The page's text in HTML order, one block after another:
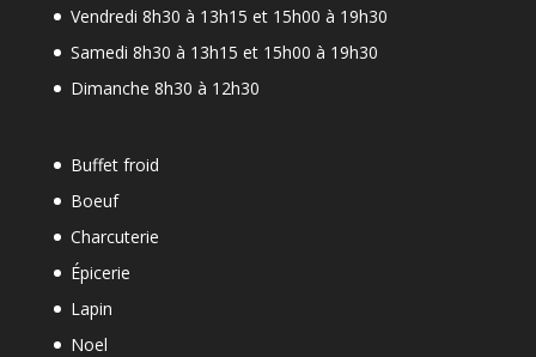
Vendredi 8h30 à 13h15 et 15h00 à 19h30
Samedi 8h30 à 13h15 et 15h00 à 19h30
Dimanche 8h30 à 12h30
Buffet froid
Boeuf
Charcuterie
Épicerie
Lapin
Noel